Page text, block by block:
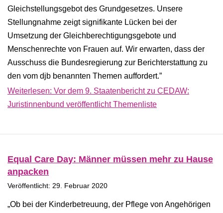
Gleichstellungsgebot des Grundgesetzes. Unsere
Stellungnahme zeigt signifikante Lücken bei der
Umsetzung der Gleichberechtigungsgebote und
Menschenrechte von Frauen auf. Wir erwarten, dass der
Ausschuss die Bundesregierung zur Berichterstattung zu
den vom djb benannten Themen auffordert.”
Weiterlesen: Vor dem 9. Staatenbericht zu CEDAW:
Juristinnenbund veröffentlicht Themenliste
Equal Care Day: Männer müssen mehr zu Hause
anpacken
Veröffentlicht: 29. Februar 2020
„Ob bei der Kinderbetreuung, der Pflege von Angehörigen